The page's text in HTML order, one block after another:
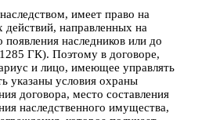
имеет право на
направленных на
появления наследников или до
ГК). Поэтому в договоре,
и лицо, имеющее управлять
указаны условия охраны
договора, место составления
наследственного имущества,